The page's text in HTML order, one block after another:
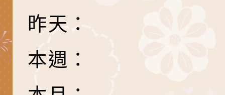
梯次含複訓暨魏氏五
用分析培訓研習」之
調整
益，本府家庭暴力暨
治中心依常見案例製
剝削防制宣導影片
有關「桃園市 115
中學藝術才能音樂班
會」
檢送桃園市政府家庭
「115年度祖孫樂淘
函轉本府新聞處檢送
昨天：
本週：